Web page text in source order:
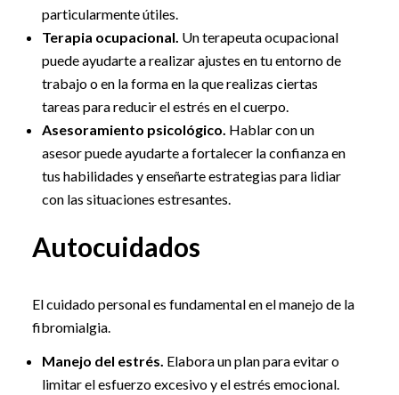
particularmente útiles.
Terapia ocupacional. Un terapeuta ocupacional
puede ayudarte a realizar ajustes en tu entorno de
trabajo o en la forma en la que realizas ciertas
tareas para reducir el estrés en el cuerpo.
Asesoramiento psicológico. Hablar con un
asesor puede ayudarte a fortalecer la confianza en
tus habilidades y enseñarte estrategias para lidiar
con las situaciones estresantes.
Autocuidados
El cuidado personal es fundamental en el manejo de la
fibromialgia.
Manejo del estrés. Elabora un plan para evitar o
limitar el esfuerzo excesivo y el estrés emocional.